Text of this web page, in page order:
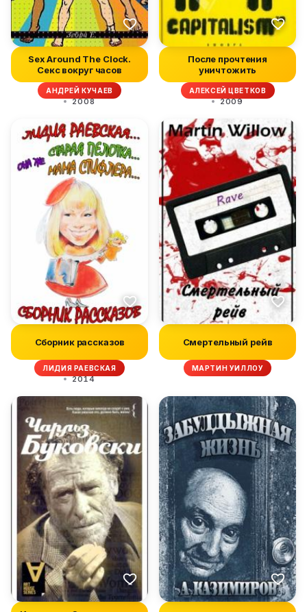
Sex Around The Clock.
Секс вокруг часов
АНДРЕЙ КУЧАЕВ
2008
После прочтения
уничтожить
АЛЕКСЕЙ ЦВЕТКОВ
2009
Сборник рассказов
ЛИДИЯ РАЕВСКАЯ
2014
Смертельный рейв
МАРТИН УИЛЛОУ